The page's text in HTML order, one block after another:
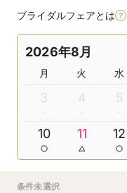
ブライダルフェアとは
2026年8月
月 火 水
3 4 5
10 11 12
条件未選択